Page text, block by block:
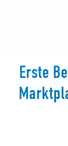
Erste